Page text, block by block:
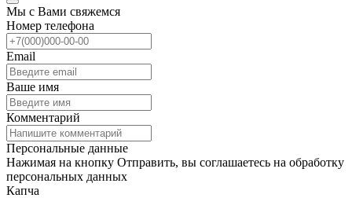
Мы с Вами свяжемся
Номер телефона
Email
Ваше имя
Комментарий
Персональные данные
Нажимая на кнопку Отправить, вы соглашаетесь на обработку
персональных данных
Капча